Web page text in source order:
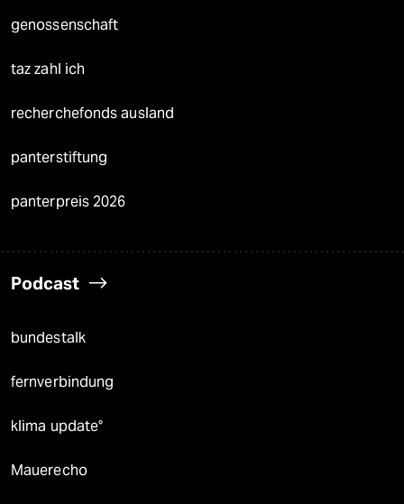
genossenschaft
taz zahl ich
recherchefonds ausland
panterstiftung
panterpreis 2026
Podcast
bundestalk
fernverbindung
klima update°
Mauerecho